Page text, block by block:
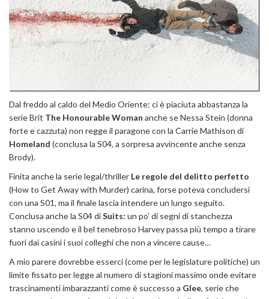
Dal freddo al caldo del Medio Oriente: ci è piaciuta abbastanza la
serie Brit The Honourable Woman anche se Nessa Stein (donna
forte e cazzuta) non regge il paragone con la Carrie Mathison di
Homeland (conclusa la S04, a sorpresa avvincente anche senza
Brody).
Finita anche la serie legal/thriller Le regole del delitto perfetto
(How to Get Away with Murder) carina, forse poteva concludersi
con una S01, ma il finale lascia intendere un lungo seguito.
Conclusa anche la S04 diSuits: un po' di segni di stanchezza
stanno uscendo e il bel tenebroso Harvey passa più tempo a tirare
fuori dai casini i suoi colleghi che non a vincere cause…
A mio parere dovrebbe esserci (come per le legislature politiche) un
limite fissato per legge al numero di stagioni massimo onde evitare
trascinamenti imbarazzanti come è successo a Glee, serie che